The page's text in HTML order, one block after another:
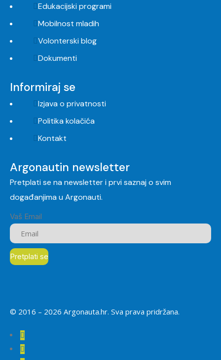
Edukacijski programi
Mobilnost mladih
Volonterski blog
Dokumenti
Informiraj se
Izjava o privatnosti
Politika kolačića
Kontakt
Argonautin newsletter
Pretplati se na newsletter i prvi saznaj o svim
događanjima u Argonauti.
Vaš Email
© 2016 – 2026 Argonauta.hr. Sva prava pridržana.